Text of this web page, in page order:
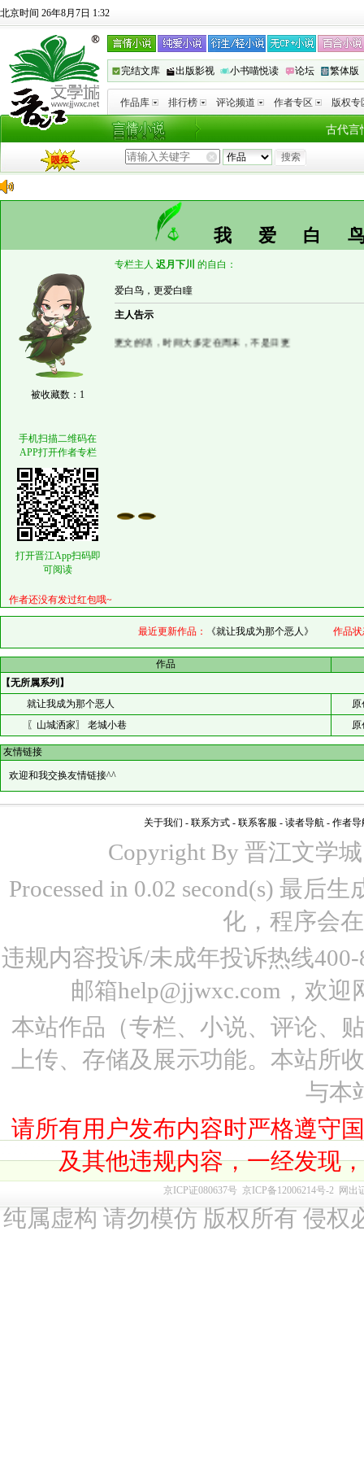
北京时间 26年8月7日 1:32
完结文库 出版影视 小书喵悦读 论坛 繁体版
作品库 排行榜 评论频道 作者专区 版权专
古代言
我爱白
被收藏数：1
专栏主人 迟月下川 的自白：
爱白鸟，更爱白瞳
主人告示
更文的话，时间大多定在周末，不是日更
手机扫描二维码在
APP打开作者专栏
打开晋江App扫码即
可阅读
作者还没有发过红包哦~
最近更新作品： 《就让我成为那个恶人》 作品状
作品
【无所属系列】
就让我成为那个恶人
原
〖山城洒家〗 老城小巷
原
友情链接
欢迎和我交换友情链接^^
关于我们 - 联系方式 - 联系客服 - 读者导航 - 作者导
Copyright By 晋江文学
Processed in 0.02 second(s) 最后
化，程序会
违规内容投诉/未成年投诉热线
邮箱help@jjwxc.com，欢
本站作品（专栏、小说、评论、
上传、存储及展示功能。本站所
与本
请所有用户发布内容时严格遵守
及其他违规内容，一经发现
京ICP证080637号 京ICP备12006214号-2 网出
纯属虚构 请勿模仿 版权所有 侵权